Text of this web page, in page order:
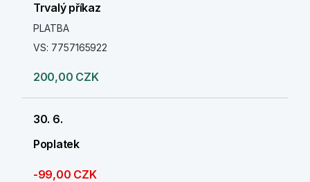
Trvalý příkaz
PLATBA
VS: 7757165922
200,00 CZK
30. 6.
Poplatek
-99,00 CZK